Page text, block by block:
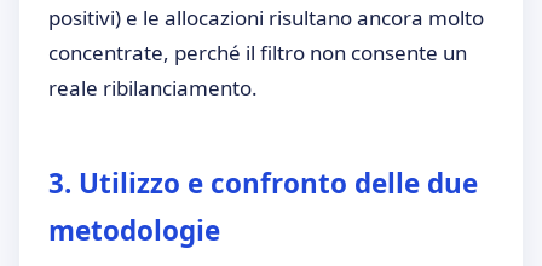
positivi) e le allocazioni risultano ancora molto
concentrate, perché il filtro non consente un
reale ribilanciamento.
3. Utilizzo e confronto delle due
metodologie